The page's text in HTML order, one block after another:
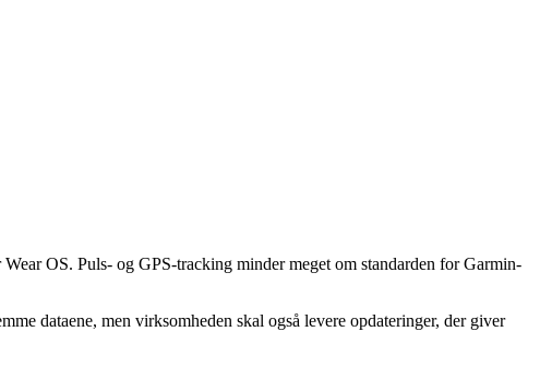
OS. Puls- og GPS-tracking minder meget om standarden for Garmin-
dataene, men virksomheden skal også levere opdateringer, der giver